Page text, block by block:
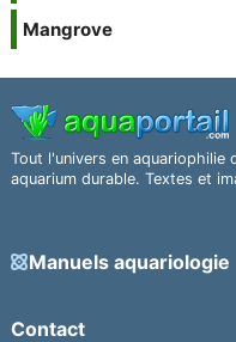
Mangrove
Tout l'univers en
aquarium durable. Textes et
Manuels aquariologie
Contact